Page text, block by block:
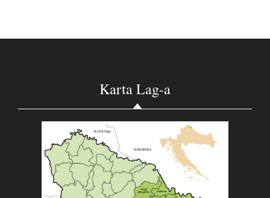
Karta Lag-a